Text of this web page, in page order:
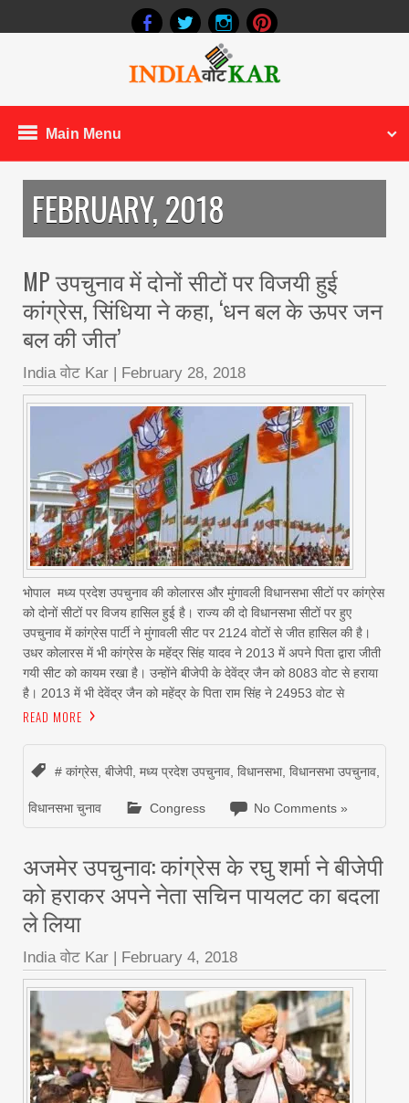
Main Menu
FEBRUARY, 2018
MP उपचुनाव में दोनों सीटों पर विजयी हुई
कांग्रेस, सिंधिया ने कहा, ‘धन बल के ऊपर जन
बल की जीत’
India वोट Kar February 28, 2018
भोपाल मध्य प्रदेश उपचुनाव की कोलारस और मुंगावली विधानसभा सीटों पर कांग्रेस
को दोनों सीटों पर विजय हासिल हुई है। राज्य की दो विधानसभा सीटों पर हुए
उपचुनाव में कांग्रेस पार्टी ने मुंगावली सीट पर 2124 वोटों से जीत हासिल की है।
उधर कोलारस में भी कांग्रेस के महेंद्र सिंह यादव ने 2013 में अपने पिता द्वारा जीती
गयी सीट को कायम रखा है। उन्होंने बीजेपी के देवेंद्र जैन को 8083 वोट से हराया
है। 2013 में भी देवेंद्र जैन को महेंद्र के पिता राम सिंह ने 24953 वोट से
READ MORE
# कांग्रेस, बीजेपी, मध्य प्रदेश उपचुनाव, विधानसभा, विधानसभा उपचुनाव,
विधानसभा चुनाव Congress No Comments »
अजमेर उपचुनाव: कांग्रेस के रघु शर्मा ने बीजेपी
को हराकर अपने नेता सचिन पायलट का बदला
ले लिया
India वोट Kar February 4, 2018